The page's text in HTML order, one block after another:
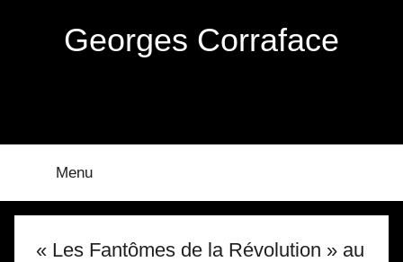
Georges Corraface
Menu
« Les Fantômes de la Révolution » au